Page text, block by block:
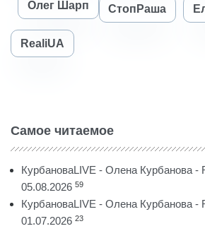
Олег Шарп СтопРаша
RealiUA
Самое читаемое
КурбановаLIVE - Олена Курбанова -
05.08.2026 59
КурбановаLIVE - Олена Курбанова -
01.07.2026 23